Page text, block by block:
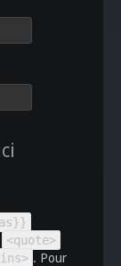
<quote>
. Pour